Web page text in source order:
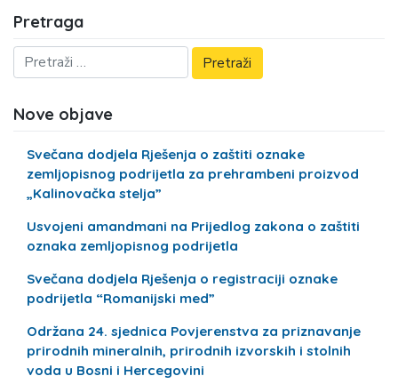
Pretraga
Nove objave
Svečana dodjela Rješenja o zaštiti oznake
zemljopisnog podrijetla za prehrambeni proizvod
„Kalinovačka stelja”
Usvojeni amandmani na Prijedlog zakona o zaštiti
oznaka zemljopisnog podrijetla
Svečana dodjela Rješenja o registraciji oznake
podrijetla “Romanijski med”
Održana 24. sjednica Povjerenstva za priznavanje
prirodnih mineralnih, prirodnih izvorskih i stolnih
voda u Bosni i Hercegovini